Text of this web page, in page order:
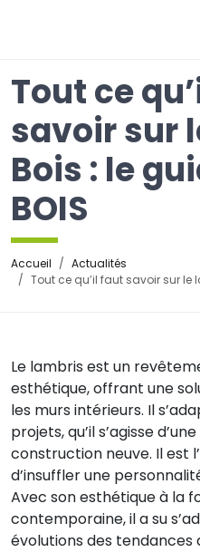
Tout ce
savoir sur
Bois : le
BOIS
Accueil
Actualités
Tout ce qu’il faut savoir sur le
Le lambris est un
esthétique, offrant une
les murs intérieurs. Il
projets, qu’il s’agisse
construction neuve. Il est
d’insuffler une
Avec son esthétique à la
contemporaine, il a su
évolutions des tendances